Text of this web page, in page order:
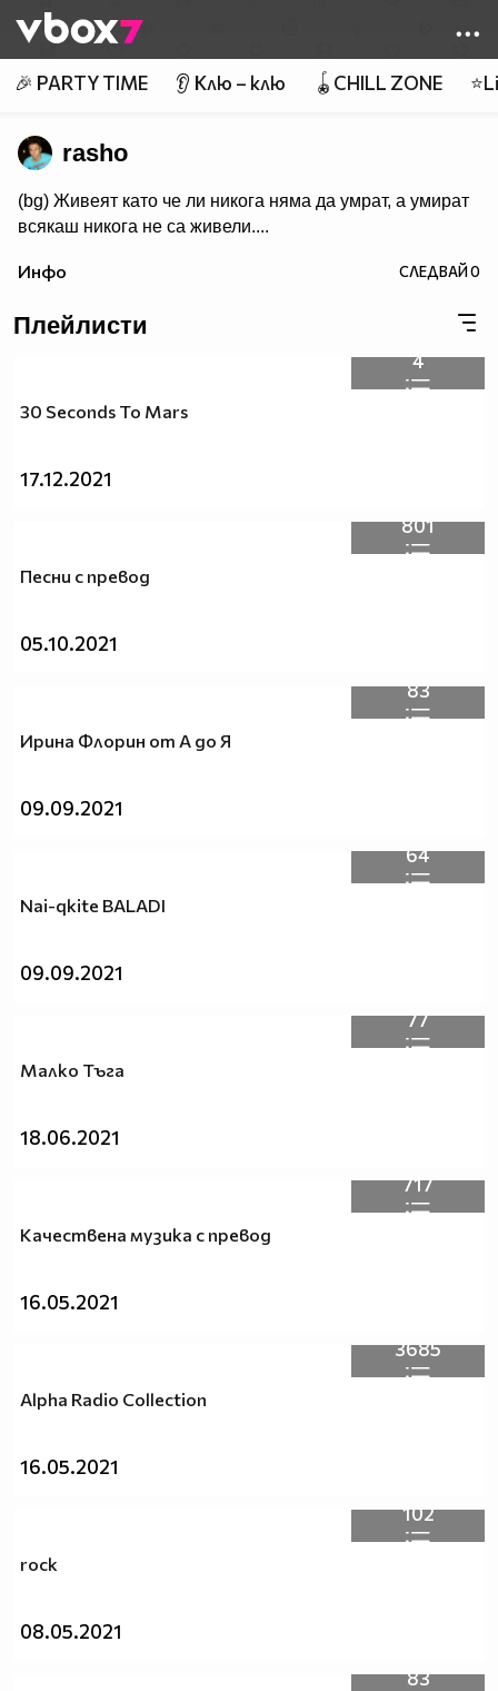
👾
🎉 PARTY TIME 👂 Клю – клю 🪀CHILL ZONE
rasho
(bg) Живеят като че ли никога няма да умрат, а умират
всякаш никога не са живели....
Инфо СЛЕДВАЙ0
Плейлисти
4
30 Seconds To Mars
17.12.2021
801
Песни с превод
05.10.2021
83
Ирина Флорин от А до Я
09.09.2021
64
Nai-qkite BALADI
09.09.2021
77
Малко Тъга
18.06.2021
717
Качествена музика с превод
16.05.2021
3685
Alpha Radio Collection
16.05.2021
102
rock
08.05.2021
83